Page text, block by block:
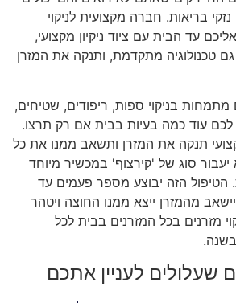
בריאות. חברה מקצועית לניקוי
עד הבית עם ציוד ניקיון מקצועי,
טכנולוגיה מתקדמת, ותנקה את המזרן
בניקוי ספות, ריפודים, שטיחים,
לכם עוד כמה בעיות בבית אם רק תרצו.
תנקה את המזרן ותשאב ממנו את כל
סוג של 'קירצוף' במכשיר מיוחד
הטיפול הזה יבוצע מספר פעמים עד
מהמזרן ייצא ממנו החוצה ויטהר
מזרנים בכל המזרנים בבית לכל
שעלולים לעניין אתכם